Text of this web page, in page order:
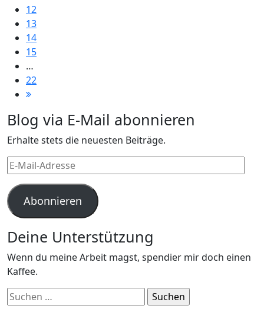
12
13
14
15
…
22
Blog via E-Mail abonnieren
Erhalte stets die neuesten Beiträge.
E-
Mail-
Adresse
Abonnieren
Deine Unterstützung
Wenn du meine Arbeit magst, spendier mir doch einen
Kaffee.
Suchen